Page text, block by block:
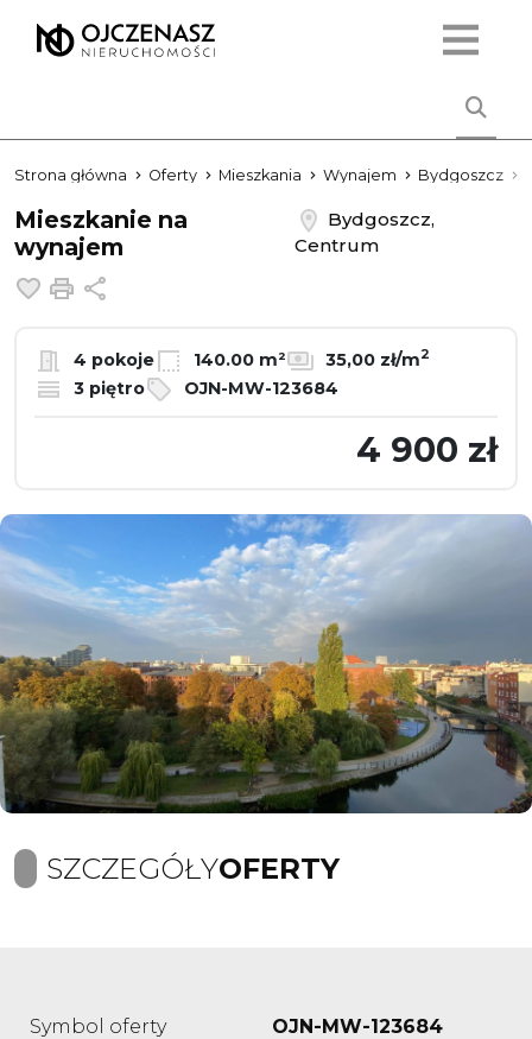
Strona główna Oferty Mieszkania Wynajem Bydgoszcz
Mieszkanie na
wynajem
Bydgoszcz,
Centrum
Dodaj do ulubionych
Drukuj
4 pokoje 140.00 m² 35,00 zł/m2
3 piętro OJN-MW-123684
4 900 zł
SZCZEGÓŁYOFERTY
Symbol oferty
OJN-MW-123684